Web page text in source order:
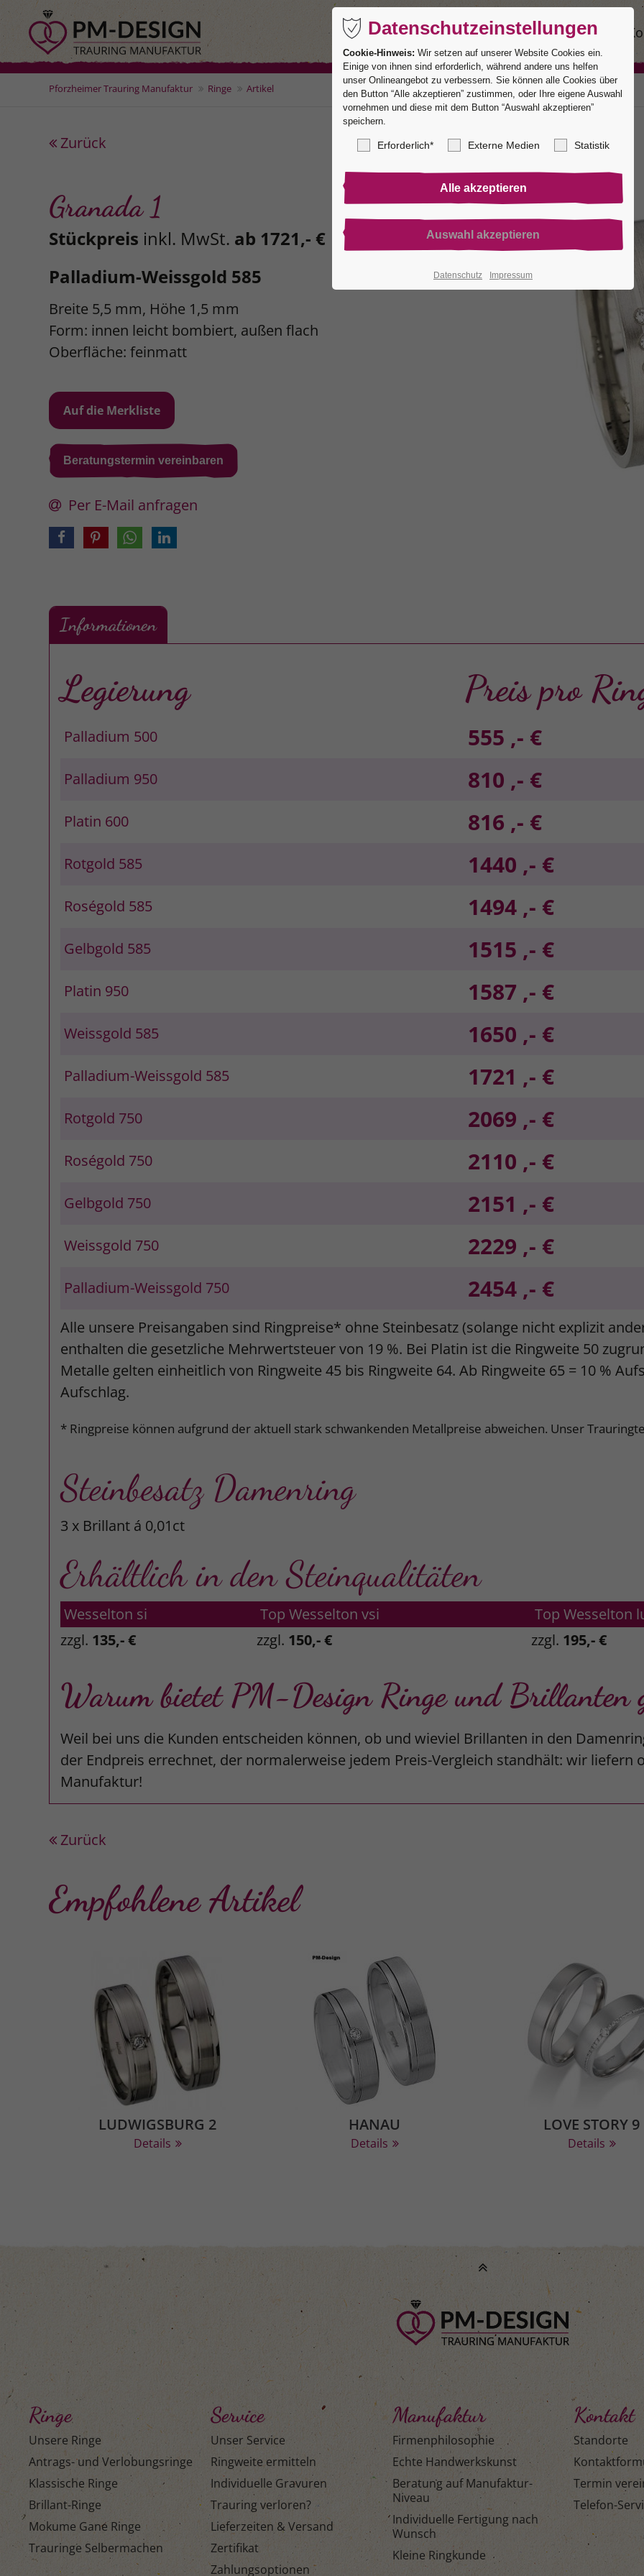
Ringe Service Manufaktur
Pforzheimer Trauring Manufaktur Ringe Artikel
Zurück
Granada 1
Stückpreis inkl. MwSt. ab 1721,- €
Palladium-Weissgold 585
Breite 5,5 mm, Höhe 1,5 mm
Form: innen leicht bombiert, außen flach
Oberfläche: feinmatt
Beratungstermin vereinbaren
Per E-Mail anfragen
Informationen
Legierung Preis pro
Palladium 500 555 ,- €
Palladium 950 810 ,- €
Platin 600 816 ,- €
Rotgold 585 1440 ,- €
Roségold 585 1494 ,- €
Gelbgold 585 1515 ,- €
Platin 950 1587 ,- €
Weissgold 585 1650 ,- €
Palladium-Weissgold 585 1721 ,- €
Rotgold 750 2069 ,- €
Roségold 750 2110 ,- €
Gelbgold 750 2151 ,- €
Weissgold 750 2229 ,- €
Palladium-Weissgold 750 2454 ,- €
Alle unsere Preisangaben sind Ringpreise* ohne Steinbesatz (solange nicht explizit
enthalten die gesetzliche Mehrwertsteuer von 19 %. Bei Platin ist die Ringweite 50
Metalle gelten einheitlich von Ringweite 45 bis Ringweite 64. Ab Ringweite 65 = 10 %
Aufschlag.
* Ringpreise können aufgrund der aktuell stark schwankenden Metallpreise abweichen. Unser
Steinbesatz Damenring
3 x Brillant á 0,01ct
Erhältlich in den Steinqualitäten
Wesselton si Top Wesselton vsi
Top Wesselton
zzgl. 135,- € zzgl. 150,- € zzgl. 195,- €
Warum bietet PM-Design Ringe und Brillanten
Weil bei uns die Kunden entscheiden können, ob und wieviel Brillanten in den
der Endpreis errechnet, der normalerweise jedem Preis-Vergleich standhält: wir liefern
Manufaktur!
Zurück
Empfohlene Artikel
LUDWIGSBURG 2
Details
HANAU
Details
LOVE STORY 9
Details
Ringe
Unsere Ringe
Antrags- und Verlobungsringe
Klassische Ringe
Brillant-Ringe
Mokume Gane Ringe
Trauringe Selbermachen
Service
Unser Service
Ringweite ermitteln
Individuelle Gravuren
Trauring verloren?
Lieferzeiten & Versand
Zertifikat
Zahlungsoptionen
Manufaktur
Firmenphilosophie
Echte Handwerkskunst
Beratung auf Manufaktur-
Niveau
Individuelle Fertigung nach
Wunsch
Kleine Ringkunde
Kontakt
Standorte
Termin
Telefon-
Datenschutzeinstellungen
Cookie-Hinweis: Wir setzen auf unserer Website Cookies ein.
Einige von ihnen sind erforderlich, während andere uns helfen
unser Onlineangebot zu verbessern. Sie können alle Cookies über
den Button “Alle akzeptieren” zustimmen, oder Ihre eigene Auswahl
vornehmen und diese mit dem Button “Auswahl akzeptieren”
speichern.
Erforderlich* Externe Medien Statistik
Datenschutz Impressum